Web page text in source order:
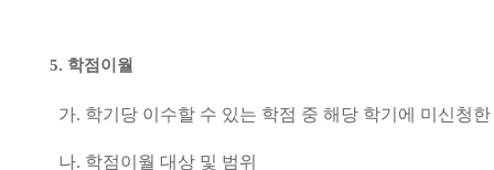
5. 학점이월
가. 학기당 이수할 수 있는 학점 중 해당 학기에 미신청
나. 학점이월 대상 및 범위